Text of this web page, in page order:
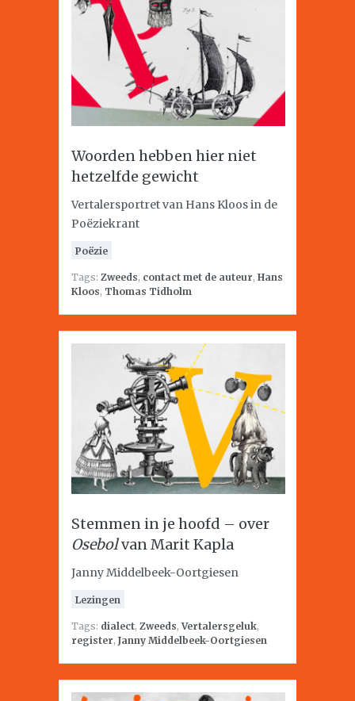
Woorden hebben hier niet
hetzelfde gewicht
Vertalersportret van Hans Kloos in de
Poëziekrant
Poëzie
Tags: Zweeds, contact met de auteur, Hans
Kloos, Thomas Tidholm
Stemmen in je hoofd – over
Osebolvan Marit Kapla
Janny Middelbeek-Oortgiesen
Lezingen
Tags: dialect, Zweeds,Vertalersgeluk,
register, Janny Middelbeek-Oortgiesen